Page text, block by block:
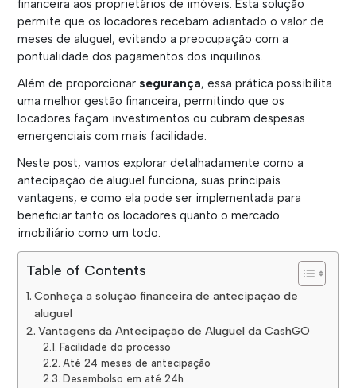
financeira aos proprietários de imóveis. Esta solução
permite que os locadores recebam adiantado o valor de
meses de aluguel, evitando a preocupação com a
pontualidade dos pagamentos dos inquilinos.
Além de proporcionar segurança, essa prática possibilita
uma melhor gestão financeira, permitindo que os
locadores façam investimentos ou cubram despesas
emergenciais com mais facilidade.
Neste post, vamos explorar detalhadamente como a
antecipação de aluguel funciona, suas principais
vantagens, e como ela pode ser implementada para
beneficiar tanto os locadores quanto o mercado
imobiliário como um todo.
Table of Contents
Conheça a solução financeira de antecipação de
aluguel
Vantagens da Antecipação de Aluguel da CashGO
Facilidade do processo
Até 24 meses de antecipação
Desembolso em até 24h